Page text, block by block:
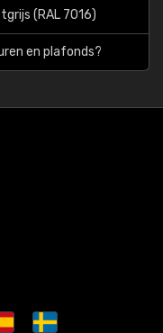
(RAL 7016)
en plafonds?